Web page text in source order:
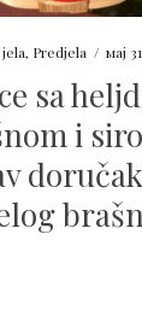
jela, Predjela / мај
sa
i